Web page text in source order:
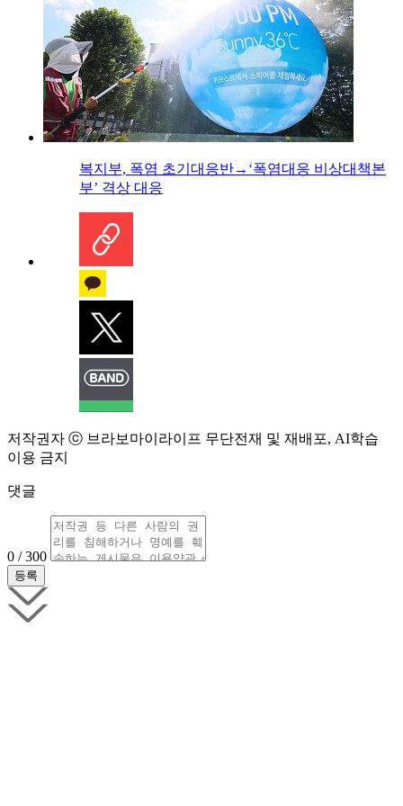
복지부, 폭염 초기대응반→‘폭염대응 비상대책본
부’ 격상 대응
저작권자 ⓒ 브라보마이라이프 무단전재 및 재배포, AI학습
이용 금지
댓글
0 / 300